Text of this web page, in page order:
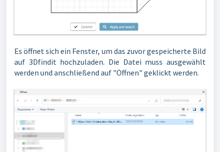
Es öffnet sich ein Fenster, um das zuvor gespeicherte Bild
auf 3Dfindit hochzuladen. Die Datei muss ausgewählt
werden und anschließend auf "Öffnen" geklickt werden.